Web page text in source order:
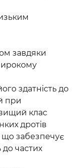
завдяки
здатність до
при
клас
дротів
що забезпечує
до частих